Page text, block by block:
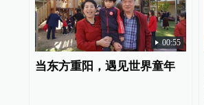
00:55
当东方重阳，遇见世界童年